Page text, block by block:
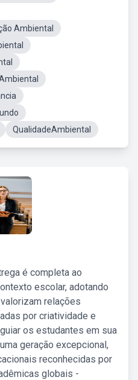
Ambiental
QualidadeAmbiental
é completa ao
escolar, adotando
relações
por criatividade e
os estudantes em sua
geração excepcional,
reconhecidas por
globais -